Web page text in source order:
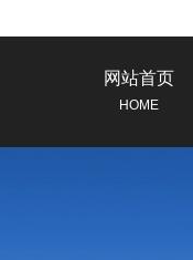
网站首页
HOME